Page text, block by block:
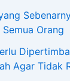
Orang
Agar Tidak